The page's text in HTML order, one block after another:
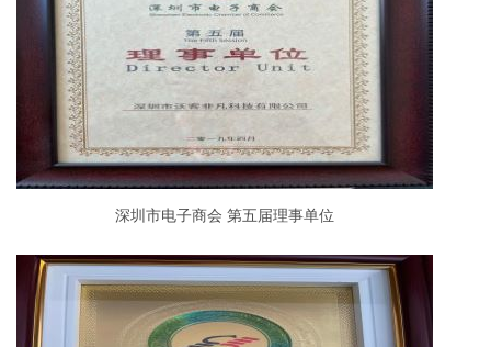
深圳市电子商会 第五届理事单位